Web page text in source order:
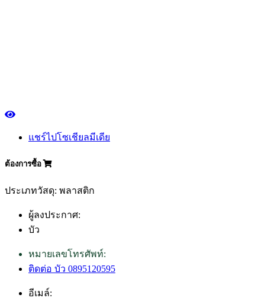
แชร์ไปโซเชียลมีเดีย
ต้องการซื้อ
ประเภทวัสดุ: พลาสติก
ผู้ลงประกาศ:
บัว
หมายเลขโทรศัพท์:
ติดต่อ บัว 0895120595
อีเมล์: